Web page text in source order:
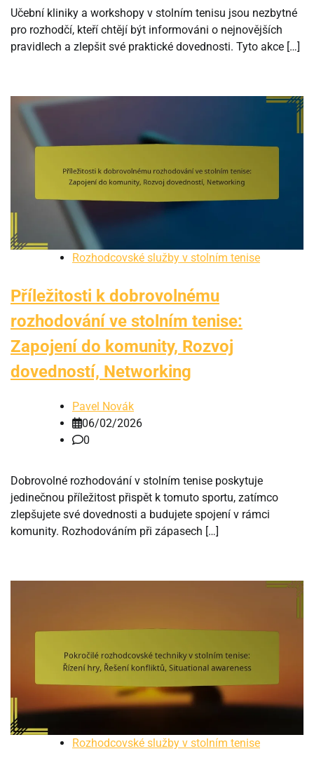
Učební kliniky a workshopy v stolním tenisu jsou nezbytné
pro rozhodčí, kteří chtějí být informováni o nejnovějších
pravidlech a zlepšit své praktické dovednosti. Tyto akce […]
Rozhodcovské služby v stolním tenise
Příležitosti k dobrovolnému
rozhodování ve stolním tenise:
Zapojení do komunity, Rozvoj
dovedností, Networking
Pavel Novák
06/02/2026
0
Dobrovolné rozhodování v stolním tenise poskytuje
jedinečnou příležitost přispět k tomuto sportu, zatímco
zlepšujete své dovednosti a budujete spojení v rámci
komunity. Rozhodováním při zápasech […]
Rozhodcovské služby v stolním tenise